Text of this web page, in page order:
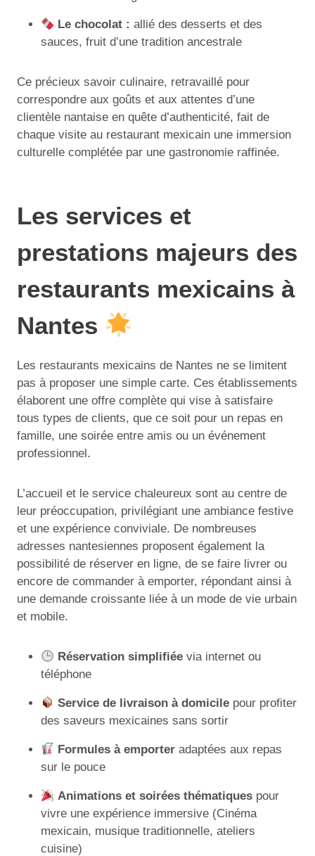
Le chocolat : allié des desserts et des
sauces, fruit d’une tradition ancestrale
Ce précieux savoir culinaire, retravaillé pour
correspondre aux goûts et aux attentes d’une
clientèle nantaise en quête d’authenticité, fait de
chaque visite au restaurant mexicain une immersion
culturelle complétée par une gastronomie raffinée.
Les services et
prestations majeurs des
restaurants mexicains à
Nantes
Les restaurants mexicains de Nantes ne se limitent
pas à proposer une simple carte. Ces établissements
élaborent une offre complète qui vise à satisfaire
tous types de clients, que ce soit pour un repas en
famille, une soirée entre amis ou un événement
professionnel.
L’accueil et le service chaleureux sont au centre de
leur préoccupation, privilégiant une ambiance festive
et une expérience conviviale. De nombreuses
adresses nantesiennes proposent également la
possibilité de réserver en ligne, de se faire livrer ou
encore de commander à emporter, répondant ainsi à
une demande croissante liée à un mode de vie urbain
et mobile.
Réservation simplifiée via internet ou
téléphone
Service de livraison à domicile pour profiter
des saveurs mexicaines sans sortir
Formules à emporter adaptées aux repas
sur le pouce
Animations et soirées thématiques pour
vivre une expérience immersive (Cinéma
mexicain, musique traditionnelle, ateliers
cuisine)